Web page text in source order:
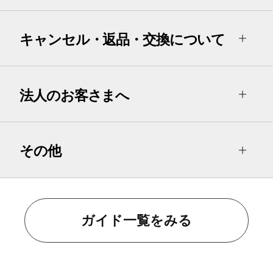
キャンセル・返品・交換について
法人のお客さまへ
その他
ガイド一覧をみる